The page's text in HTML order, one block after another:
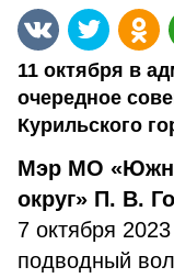
11 октября в
очередное
Курильского
Мэр МО
округ» П. В.
7 октября
подводный